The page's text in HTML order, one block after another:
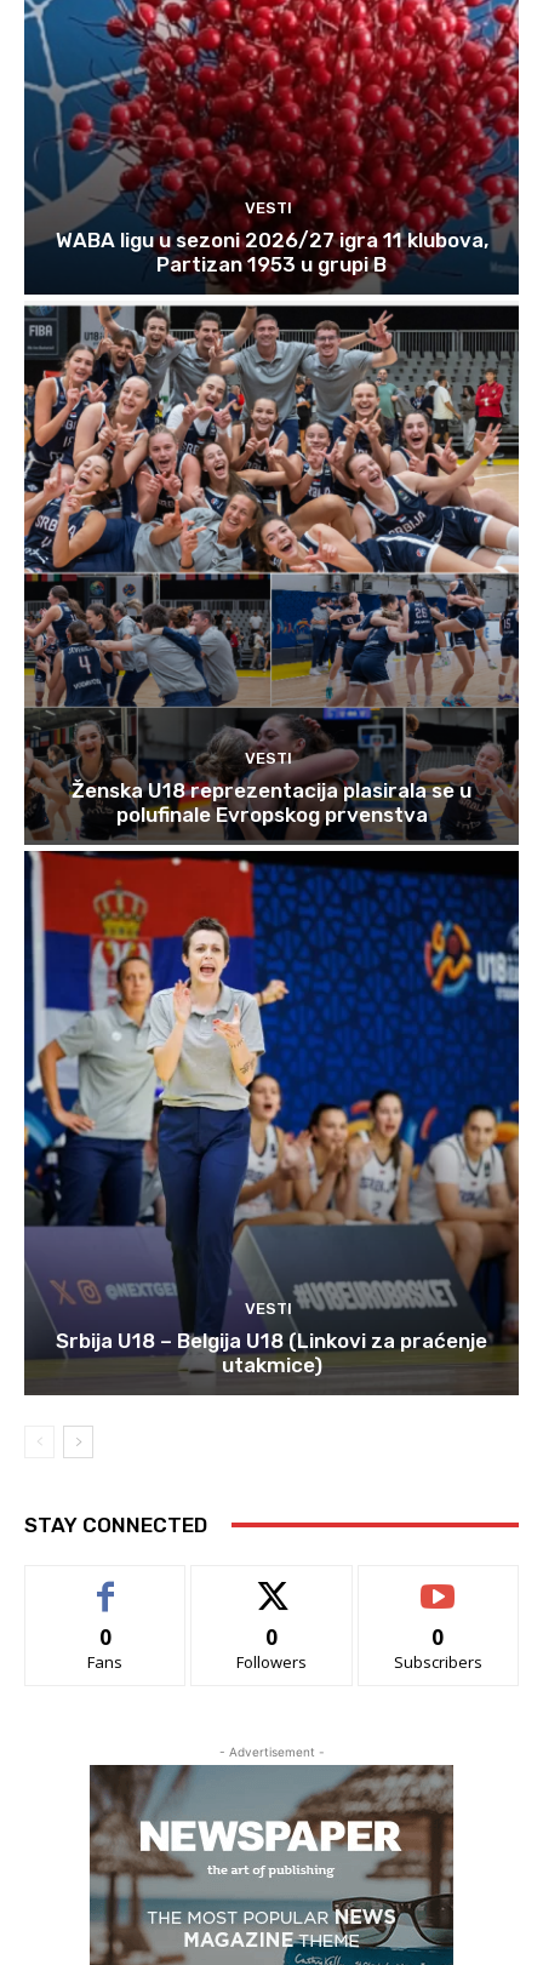
VESTI
WABA ligu u sezoni 2026/27 igra 11 klubova,
Partizan 1953 u grupi B
VESTI
Ženska U18 reprezentacija plasirala se u
polufinale Evropskog prvenstva
VESTI
Srbija U18 – Belgija U18 (Linkovi za praćenje
utakmice)
STAY CONNECTED
0
Fans
0
Followers
0
Subscribers
- Advertisement -